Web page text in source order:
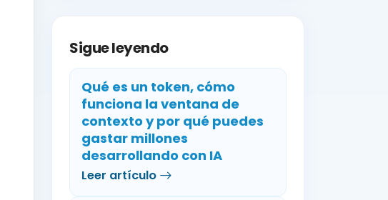
Sigue leyendo
Qué es un token, cómo
funciona la ventana de
contexto y por qué puedes
gastar millones
desarrollando con IA
Leer artículo